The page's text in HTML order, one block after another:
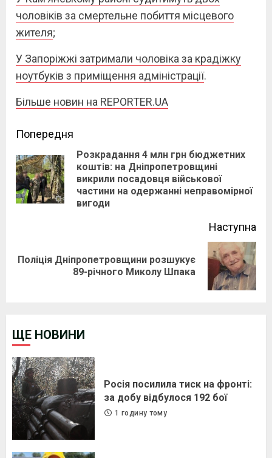
чоловіків за смертельне побиття місцевого
жителя;
У Запоріжжі затримали чоловіка за крадіжку
ноутбуків з приміщення адміністрації.
Більше новин на REPORTER.UA
Continue
Reading
Попередня
Розкрадання 4 млн грн бюджетних
коштів: на Дніпропетровщині
викрили посадовця військової
частини на одержанні неправомірної
вигоди
Наступна
Next
Поліція Дніпропетровщини розшукує
89-річного Миколу Шпака
ЩЕ НОВИНИ
Росія посилила тиск на фронті:
за добу відбулося 192 бої
1 годину тому